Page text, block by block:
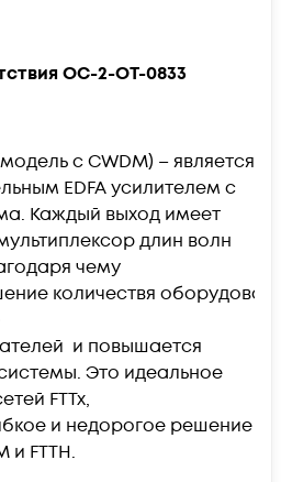
OC-2-OT-0833
с CWDM) – является
EDFA усилителем с
Каждый выход имеет
длин волн
чему
количествя
и повышается
Это идеальное
FTTx,
и недорогое решение
и FTTH.